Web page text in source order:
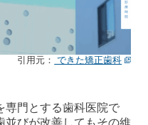
引用元： できた矯正歯科
専門とする歯科医院で
並びが改善してもその維